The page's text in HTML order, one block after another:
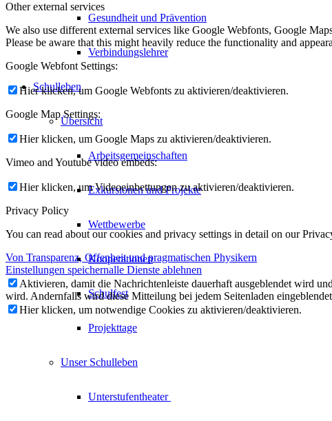
Gesundheit und Prävention
Verbindungslehrer
Schulleben
Übersicht
Arbeitsgemeinschaften
Exkursionen und Projekte
Wettbewerbe
Kooperationen
Schulfest
Projekttage
Unser Schulleben
Unterstufentheater
Other external services
We also use different external services like Google Webfonts, Google
Please be aware that this might heavily reduce the functionality and
Google Webfont Settings:
Hier klicken, um Google Webfonts zu aktivieren/deaktivieren.
Google Map Settings:
Hier klicken, um Google Maps zu aktivieren/deaktivieren.
Vimeo and Youtube video embeds:
Hier klicken, um Videoeinbettungen zu aktivieren/deaktivieren.
Privacy Policy
You can read about our cookies and privacy settings in detail on our
Von Transparenz, Offenheit und pragmatischen Physikern
Einstellungen speichernalle Dienste ablehnen
Aktivieren, damit die Nachrichtenleiste dauerhaft ausgeblendet wird
wird. Andernfalls wird diese Mitteilung bei jedem Seitenladen
Hier klicken, um notwendige Cookies zu aktivieren/deaktivieren.